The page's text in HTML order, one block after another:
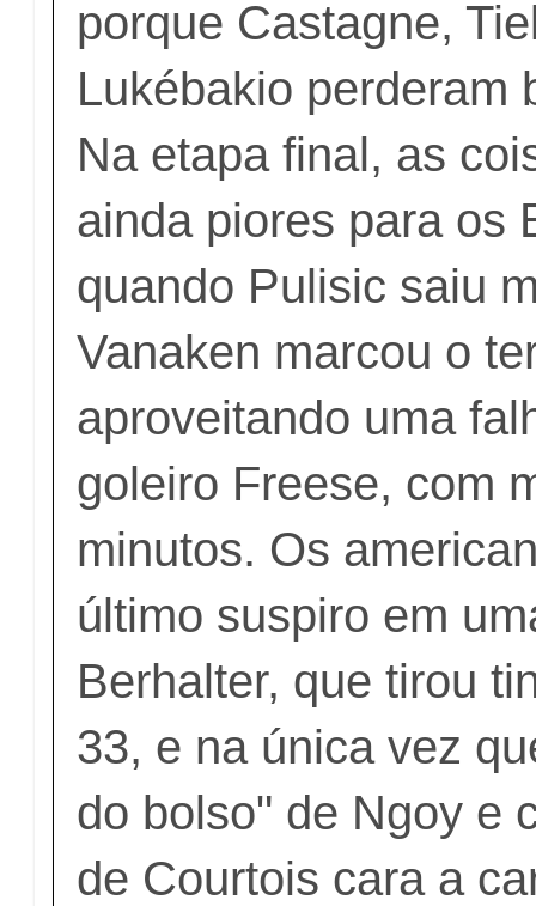
porque Castagne,
Lukébakio perderam
Na etapa final, as
ainda piores para os
quando Pulisic saiu
Vanaken marcou o
aproveitando uma
goleiro Freese, com
minutos. Os
último suspiro em
Berhalter, que tirou
33, e na única vez
do bolso" de Ngoy e
de Courtois cara a